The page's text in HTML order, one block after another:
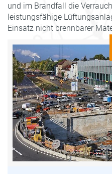
und im Brandfall die
leistungsfähige
Einsatz nicht brennbarer